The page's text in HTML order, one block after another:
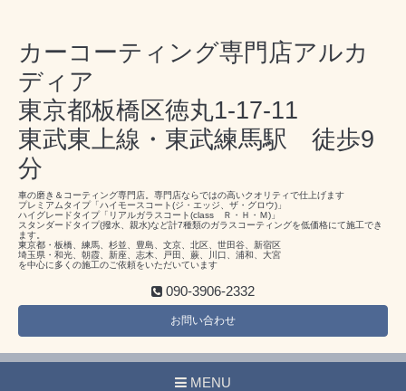
カーコーティング専門店アルカ
ディア
東京都板橋区徳丸1-17-11
東武東上線・東武練馬駅 徒歩9
分
車の磨き＆コーティング専門店。専門店ならではの高いクオリティで仕上げます
プレミアムタイプ「ハイモースコート(ジ・エッジ、ザ・グロウ)」
ハイグレードタイプ「リアルガラスコート(class Ｒ・Ｈ・Ｍ)」
スタンダードタイプ(撥水、親水)など計7種類のガラスコーティングを低価格にて施工でき
ます。
東京都・板橋、練馬、杉並、豊島、文京、北区、世田谷、新宿区
埼玉県・和光、朝霞、新座、志木、戸田、蕨、川口、浦和、大宮
を中心に多くの施工のご依頼をいただいています
090-3906-2332
お問い合わせ
MENU